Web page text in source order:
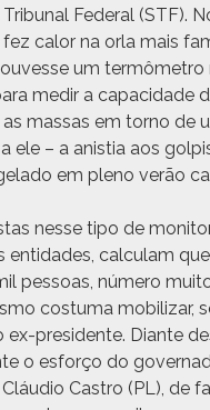
Fed­er­al (STF).
calor na orla mais
um
medir a capaci­dade
mas­sas em torno de
ele – a anis­tia aos
em pleno verão
nesse tipo de
enti­dades, cal­cu­lam
pes­soas, número
cos­tu­ma mobi­lizar,
ex-pres­i­dente. Diante
o esforço do
Cas­tro (PL), de